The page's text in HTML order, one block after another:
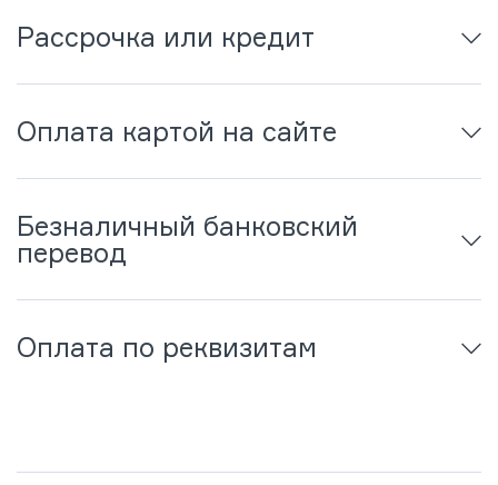
Рассрочка или кредит
Оплата картой на сайте
Безналичный банковский
перевод
Оплата по реквизитам